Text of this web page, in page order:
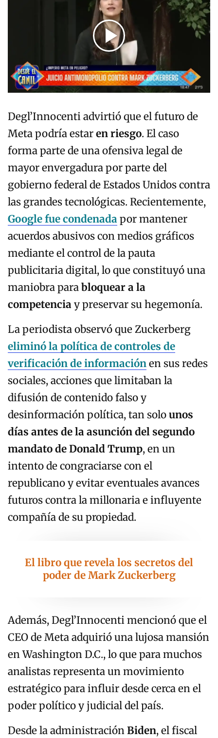
Degl’Innocenti advirtió que el futuro de
Meta podría estaren riesgo. El caso
forma parte de una ofensiva legal de
mayor envergadura por parte del
gobierno federal de Estados Unidos contra
las grandes tecnológicas. Recientemente,
Google fue condenadapor mantener
acuerdos abusivos con medios gráficos
mediante el control de la pauta
publicitaria digital, lo que constituyó una
maniobra parabloquear a la
competenciay preservar su hegemonía.
La periodista observó que Zuckerberg
eliminó la política de controles de
verificación de informaciónen sus redes
sociales, acciones que limitaban la
difusión de contenido falso y
desinformación política, tan solounos
días antes de la asunción del segundo
mandato de Donald Trump, en un
intento de congraciarse con el
republicano y evitar eventuales avances
futuros contra la millonaria e influyente
compañía de su propiedad.
El libro que revela los secretos del
poder de Mark Zuckerberg
Además, Degl’Innocenti mencionó que el
CEO de Meta adquirió una lujosa mansión
en Washington D.C., lo que para muchos
analistas representa un movimiento
estratégico para influir desde cerca en el
poder político y judicial del país.
Desde la administraciónBiden, el fiscal